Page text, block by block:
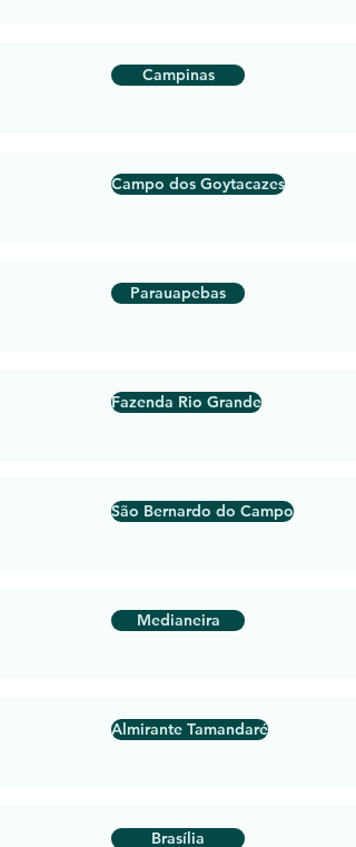
Campinas
Campo dos Goytacazes
Parauapebas
Fazenda Rio Grande
São Bernardo do Campo
Medianeira
Almirante Tamandaré
Brasília